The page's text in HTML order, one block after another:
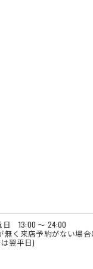
日 13:00 ～ 24:00
店予約がない場合は
翌平日)